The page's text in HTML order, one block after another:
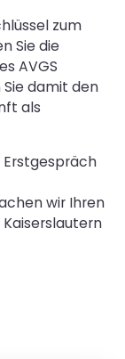
zum
Sie die
AVGS
damit den
als
wir Ihren